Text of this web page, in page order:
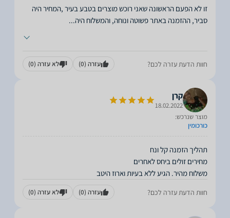
זו לא הפעם הראשונה שאני רוכש מוצרים בטבע בעיר ,המחיר היה
סביר, ההזמנה באתר פשוטה ונוחה, והמשלוח היה...
חוות הדעת עזרה לכם? עזרה (0) לא עזרה (0)
קרן
18.02.2022
מוצר שנרכש:
כורכומין
משלוח מהיר. הגיע ללא בעיות וארוז היטב
חוות הדעת עזרה לכם? עזרה (0) לא עזרה (0)